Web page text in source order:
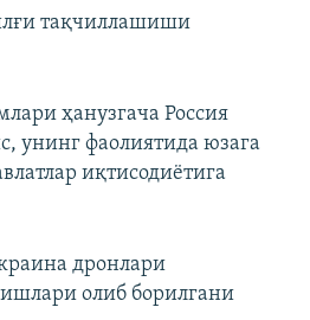
тақчиллашиши
ҳанузгача Россия
унинг фаолиятида юзага
иқтисодиётига
дронлари
олиб борилгани